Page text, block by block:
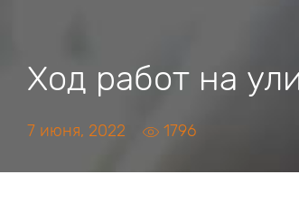
Ход работ на
7 июня, 2022 1796